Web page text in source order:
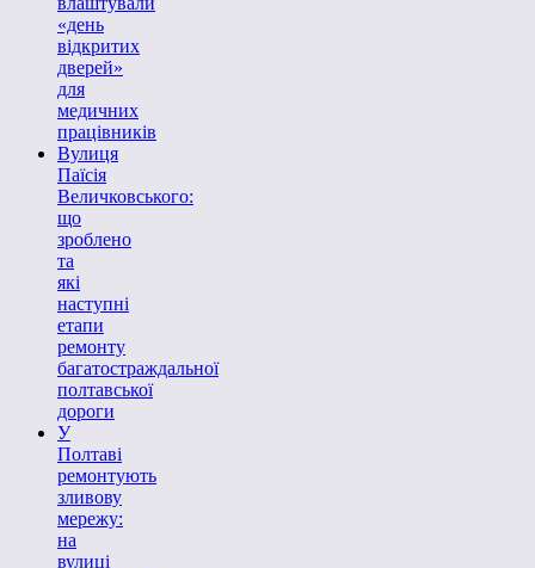
«день
відкритих
дверей»
для
медичних
працівників
Вулиця
Паїсія
Величковського:
що
зроблено
та
які
наступні
етапи
ремонту
багатостраждальної
полтавської
дороги
У
Полтаві
ремонтують
зливову
мережу:
на
вулиці